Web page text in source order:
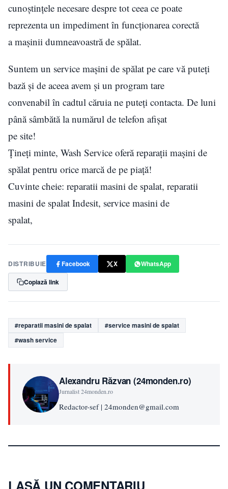
cunoștințele necesare despre tot ceea ce poate
reprezenta un impediment în funcționarea corectă
a mașinii dumneavoastră de spălat.
Suntem un service mașini de spălat pe care vă puteți
bază și de aceea avem și un program tare
convenabil în cadtul căruia ne puteți contacta. De luni
până sâmbătă la numărul de telefon afișat
pe site!
Țineți minte, Wash Service oferă reparații mașini de
spălat pentru orice marcă de pe piață!
Cuvinte cheie: reparatii masini de spalat, reparatii
masini de spalat Indesit, service masini de
spalat,
DISTRIBUIE Facebook X
WhatsApp
Copiază link
#reparatii masini de spalat
#service masini de spalat
#wash service
Alexandru Răzvan (24monden.ro)
Jurnalist 24monden.ro
Redactor-sef | 24monden@gmail.com
LASĂ UN COMENTARIU